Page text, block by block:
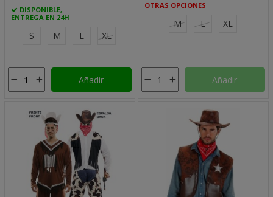
DISPONIBLE,
ENTREGA EN 24H
S M L XL
Añadir
OTRAS OPCIONES
M L XL
Añadir